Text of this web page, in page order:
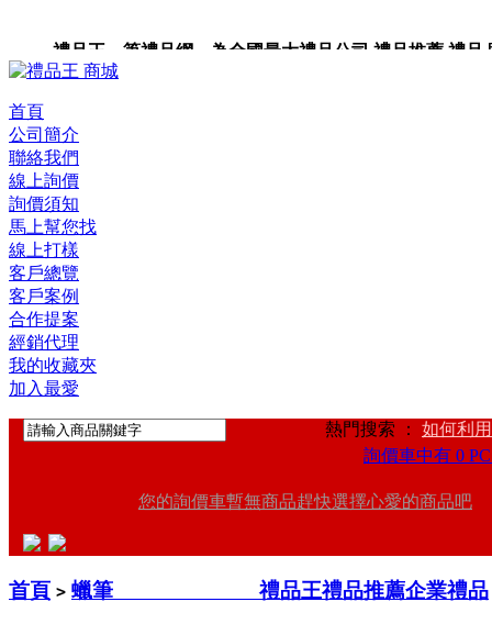
禮品王 筆禮品網 為全國最大禮品公司,禮品推薦,禮品,
裝,禮品卡,企業禮品,禮品小物,高級禮品,禮品網站。
首頁
公司簡介
聯絡我們
線上詢價
詢價須知
馬上幫您找
線上打樣
客戶總覽
客戶案例
合作提案
經銷代理
我的收藏夾
加入最愛
熱門搜索 ： 如何利
詢價車中有 0
您的詢價車暫無商品趕快選擇心愛的商品吧
首頁 > 蠟筆 禮品王禮品推薦企業禮品